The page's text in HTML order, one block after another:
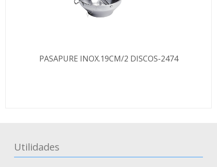
PASAPURE INOX.19CM/2 DISCOS-2474
Utilidades